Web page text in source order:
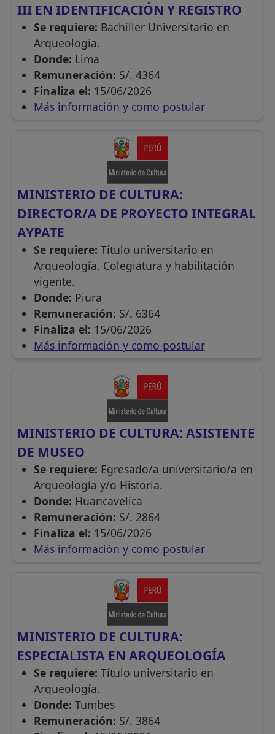
III EN IDENTIFICACIÓN Y REGISTRO
Se requiere: Bachiller Universitario en
Arqueología.
Donde: Lima
Remuneración: S/. 4364
Finaliza el: 15/06/2026
Más información y como postular
MINISTERIO DE CULTURA:
DIRECTOR/A DE PROYECTO INTEGRAL
AYPATE
Se requiere: Título universitario en
Arqueología. Colegiatura y habilitación
vigente.
Donde: Piura
Remuneración: S/. 6364
Finaliza el: 15/06/2026
Más información y como postular
MINISTERIO DE CULTURA: ASISTENTE
DE MUSEO
Se requiere: Egresado/a universitario/a en
Arqueología y/o Historia.
Donde: Huancavelica
Remuneración: S/. 2864
Finaliza el: 15/06/2026
Más información y como postular
MINISTERIO DE CULTURA:
ESPECIALISTA EN ARQUEOLOGÍA
Se requiere: Título universitario en
Arqueología.
Donde: Tumbes
Remuneración: S/. 3864